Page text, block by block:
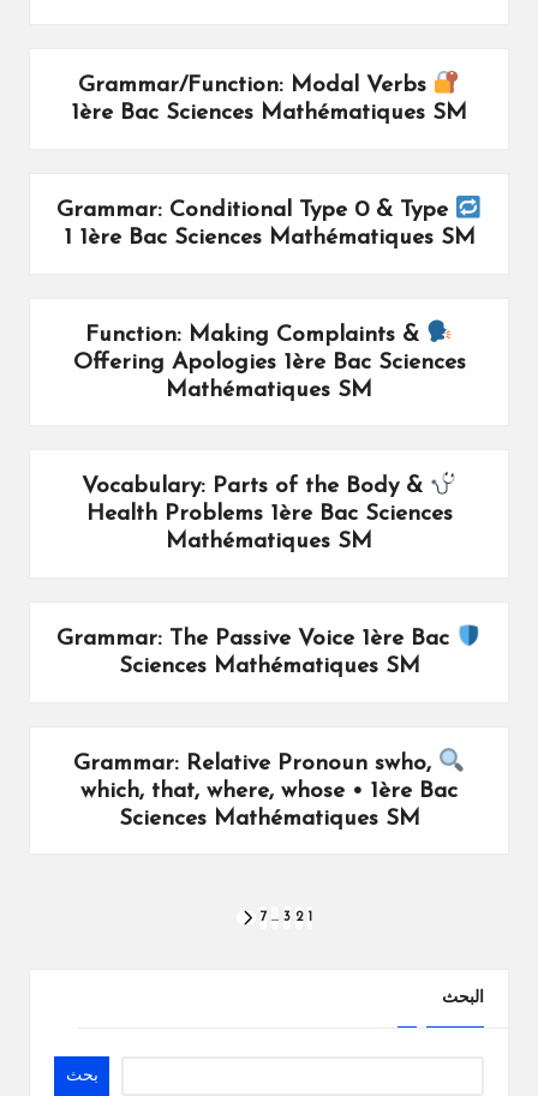
Grammar/Function: Modal Verbs
1ère Bac Sciences Mathématiques SM
Grammar: Conditional Type 0 & Type
1 1ère Bac Sciences Mathématiques SM
Function: Making Complaints &
Offering Apologies 1ère Bac Sciences
Mathématiques SM
Vocabulary: Parts of the Body &
Health Problems 1ère Bac Sciences
Mathématiques SM
Grammar: The Passive Voice 1ère Bac
Sciences Mathématiques SM
Grammar: Relative Pronoun swho,
which, that, where, whose • 1ère Bac
Sciences Mathématiques SM
المقالات
1
2
3
…
7
البحث
بحث